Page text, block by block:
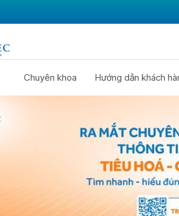
Chuyên khoa Hướng dẫn khách